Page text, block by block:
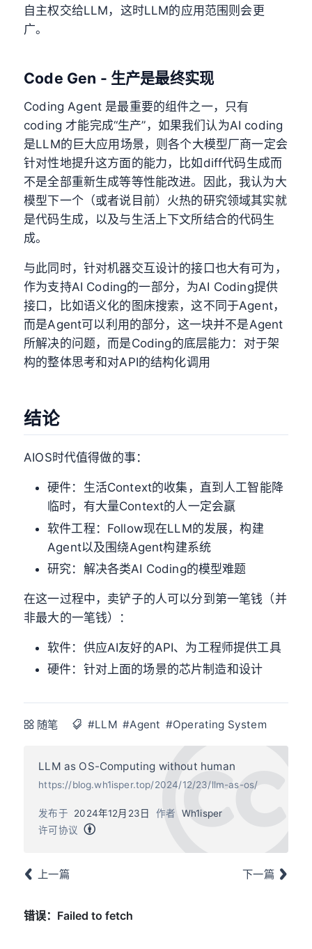
自主权交给LLM，这时LLM的应用范围则会更
广。
Code Gen - 生产是最终实现
Coding Agent 是最重要的组件之一，只有
coding 才能完成“生产”，如果我们认为AI coding
是LLM的巨大应用场景，则各个大模型厂商一定会
针对性地提升这方面的能力，比如diff代码生成而
不是全部重新生成等等性能改进。因此，我认为大
模型下一个（或者说目前）火热的研究领域其实就
是代码生成，以及与生活上下文所结合的代码生
成。
与此同时，针对机器交互设计的接口也大有可为，
作为支持AI Coding的一部分，为AI Coding提供
接口，比如语义化的图床搜索，这不同于Agent，
而是Agent可以利用的部分，这一块并不是Agent
所解决的问题，而是Coding的底层能力：对于架
构的整体思考和对API的结构化调用
结论
AIOS时代值得做的事：
硬件：生活Context的收集，直到人工智能降
临时，有大量Context的人一定会赢
软件工程：Follow现在LLM的发展，构建
Agent以及围绕Agent构建系统
研究：解决各类AI Coding的模型难题
在这一过程中，卖铲子的人可以分到第一笔钱（并
非最大的一笔钱）：
软件：供应AI友好的API、为工程师提供工具
硬件：针对上面的场景的芯片制造和设计
随笔 #LLM #Agent #Operating System
LLM as OS-Computing without human
https://blog.wh1isper.top/2024/12/23/llm-as-os/
作者 Wh1isper
发布于
2024年12月23日
许可协议
上一篇 下一篇